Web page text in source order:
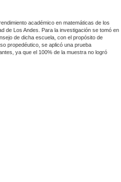
académico en matemáticas de los
de Los Andes. Para la investigación se tomó en
de dicha escuela, con el propósito de
propedéutico, se aplicó una prueba
ya que el 100% de la muestra no logró